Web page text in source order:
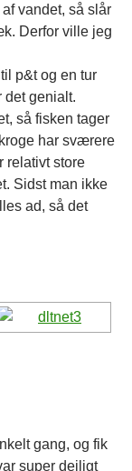
vandet, så slår
Derfor ville jeg
p&t og en tur
det genialt.
så fisken tager
har sværere
relativt store
Sidst man ikke
ad, så det
gang, og fik
super dejligt